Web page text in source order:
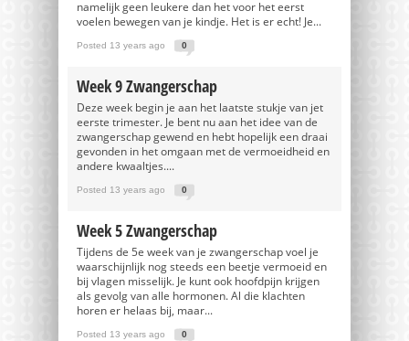
namelijk geen leukere dan het voor het eerst
voelen bewegen van je kindje. Het is er echt! Je...
Posted 13 years ago 0
Week 9 Zwangerschap
Deze week begin je aan het laatste stukje van jet
eerste trimester. Je bent nu aan het idee van de
zwangerschap gewend en hebt hopelijk een draai
gevonden in het omgaan met de vermoeidheid en
andere kwaaltjes....
Posted 13 years ago 0
Week 5 Zwangerschap
Tijdens de 5e week van je zwangerschap voel je
waarschijnlijk nog steeds een beetje vermoeid en
bij vlagen misselijk. Je kunt ook hoofdpijn krijgen
als gevolg van alle hormonen. Al die klachten
horen er helaas bij, maar...
Posted 13 years ago 0